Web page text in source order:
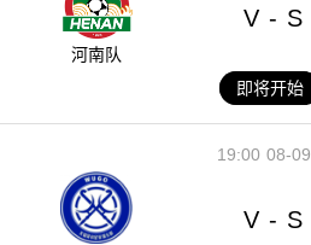
河南队
V - S
即将开始
08-09
19:00
V - S